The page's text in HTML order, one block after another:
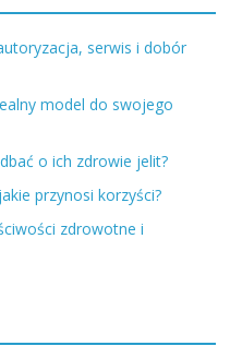
serwis i dobór
model do swojego
o ich zdrowie jelit?
przynosi korzyści?
zdrowotne i